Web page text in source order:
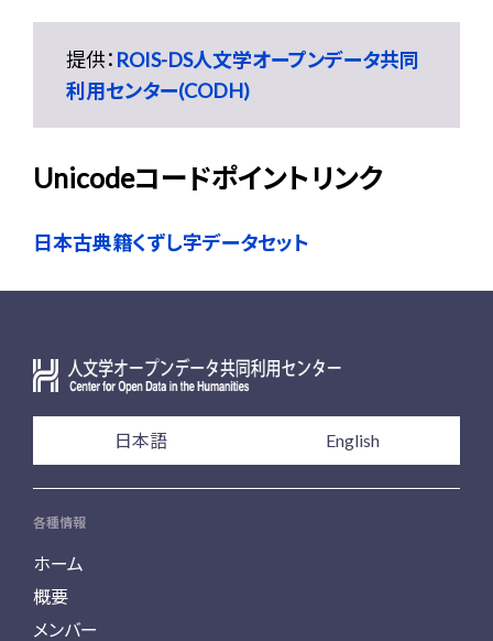
提供： ROIS-DS人文学オープンデータ共同
利用センター(CODH)
Unicodeコードポイントリンク
日本古典籍くずし字データセット
日本語 English
各種情報
ホーム
概要
メンバー